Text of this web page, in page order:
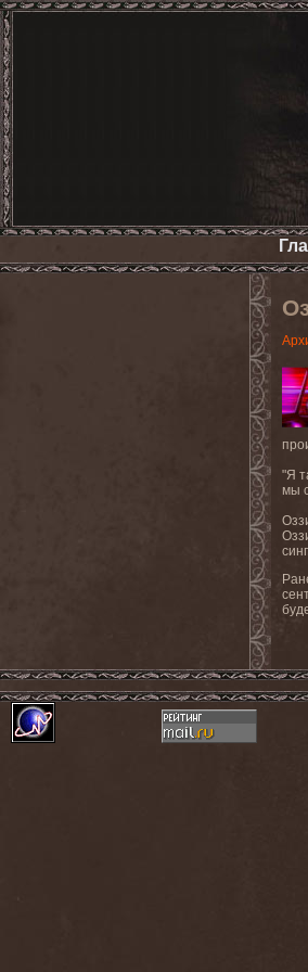
"Я
мы